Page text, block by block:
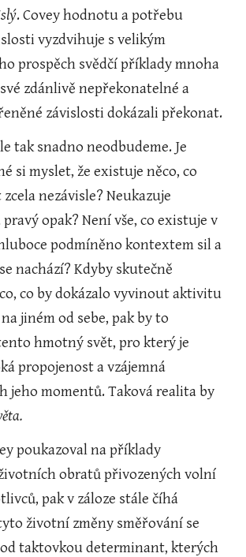
. Covey hodnotu a potřebu
vyzdvihuje s velikým
prospěch svědčí příklady mnoha
zdánlivě nepřekonatelné a
závislosti dokázali překonat.
tak snadno neodbudeme. Je
si myslet, že existuje něco, co
nezávisle? Neukazuje
opak? Není vše, co existuje v
podmíněno kontextem sil a
nachází? Kdyby skutečně
co by dokázalo vyvinout aktivitu
jiném od sebe, pak by to
hmotný svět, pro který je
propojenost a vzájemná
jeho momentů. Taková realita by
poukazoval na příklady
obratů přivozených volní
pak v záloze stále číhá
životní změny směřování se
taktovkou determinant, kterých